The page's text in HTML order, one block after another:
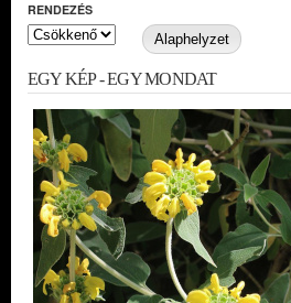
RENDEZÉS
EGY KÉP - EGY MONDAT